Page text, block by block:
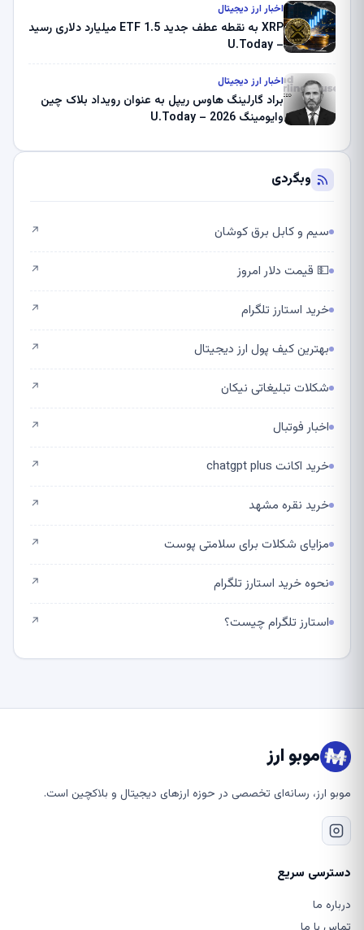
اخبار ارز دیجیتال
XRP به نقطه عطف جدید ETF 1.5 میلیارد دلاری رسید
– U.Today
اخبار ارز دیجیتال
براد گارلینگ هاوس ریپل به عنوان رویداد بلاک چین
وایومینگ 2026 – U.Today
وبگردی
سیم و کابل برق کوشان ↗
💵 قیمت دلار امروز ↗
خرید استارز تلگرام ↗
بهترین کیف پول ارز دیجیتال ↗
شکلات تبلیغاتی نیکان ↗
اخبار فوتبال ↗
خرید اکانت chatgpt plus ↗
خرید نقره مشهد ↗
مزایای شکلات برای سلامتی پوست ↗
نحوه خرید استارز تلگرام ↗
استارز تلگرام چیست؟ ↗
موبو ارز
موبو ارز، رسانه‌ای تخصصی در حوزه ارزهای دیجیتال و بلاکچین است.
دسترسی سریع
درباره ما